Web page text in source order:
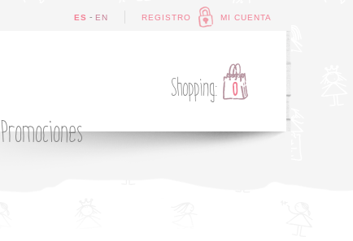
REGISTRO MI CUENTA
ES - EN
Shopping: 0
Promociones